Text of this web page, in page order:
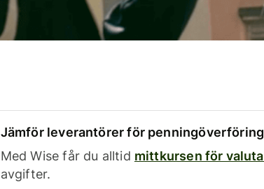
Jämför leverantörer för
Med Wise får du alltid mittkursen för
avgifter.